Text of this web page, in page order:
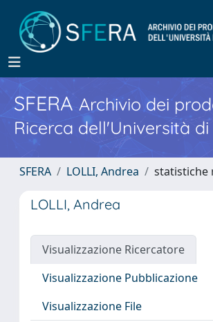
SFERA Archivio dei
Ricerca dell'Università
SFERA LOLLI, Andrea statistiche
LOLLI, Andrea
Visualizzazione Ricercatore
Visualizzazione Pubblicazione
Visualizzazione File